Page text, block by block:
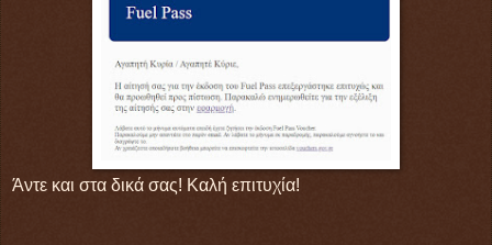
Άντε και στα δικά σας! Καλή επιτυχία!